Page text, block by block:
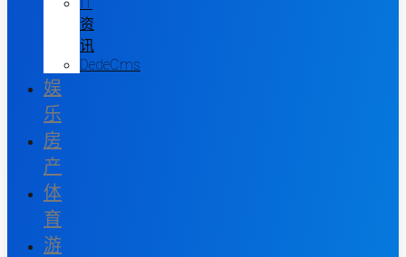
资
讯
DedeCms
娱
乐
房
产
体
育
游